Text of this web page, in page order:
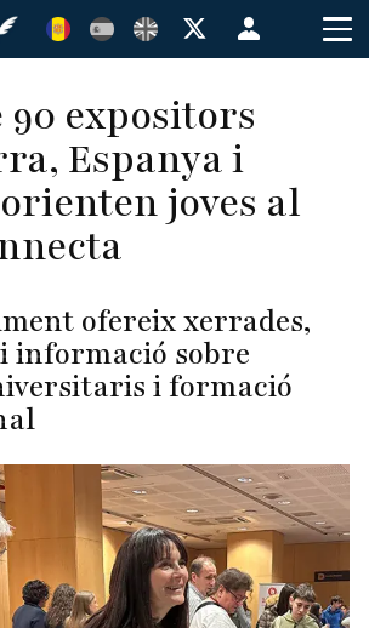
Menú
de
de
usuario
90 expositors
Espanya i
joves al
ofereix xerrades,
informació sobre
i formació